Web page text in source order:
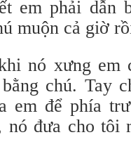
em phải dẫn
muộn cả giờ
nó xưng em
chú. Tay
em để phía
đưa cho tôi